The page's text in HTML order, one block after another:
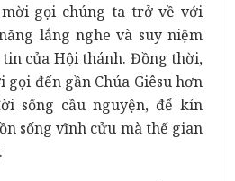
gọi chúng ta trở về với
lắng nghe và suy niệm
của Hội thánh. Đồng thời,
đến gần Chúa Giêsu hơn
sống cầu nguyện, để kín
sống vĩnh cửu mà thế gian